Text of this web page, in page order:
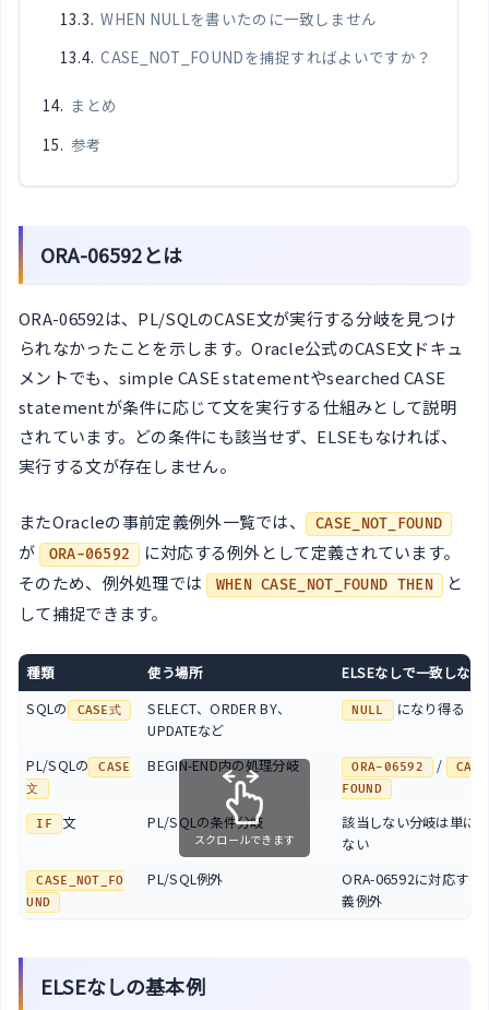
WHEN NULLを書いたのに一致しません
CASE_NOT_FOUNDを捕捉すればよいですか？
まとめ
参考
ORA-06592とは
ORA-06592は、PL/SQLのCASE文が実行する分岐を見つけ
られなかったことを示します。Oracle公式のCASE文ドキュ
メントでも、simple CASE statementやsearched CASE
statementが条件に応じて文を実行する仕組みとして説明
されています。どの条件にも該当せず、ELSEもなければ、
実行する文が存在しません。
またOracleの事前定義例外一覧では、 CASE_NOT_FOUND
が ORA-06592
に対応する例外として定義されています。
そのため、例外処理では
WHEN CASE_NOT_FOUND THEN
と
して捕捉できます。
種類 使う場所
ELSEなしで一致しない
SQLの
CASE式
SELECT、ORDER BY、
UPDATEなど
NULL になり得る
PL/SQLの
CASE
文
BEGIN-END内の処理分岐 ORA-06592 /
FOUND
IF 文 PL/SQLの条件分岐
該当しない分岐は単に
ない
CASE_NOT_FO
UND
PL/SQL例外
ORA-06592に対応する
義例外
スクロールできます
ELSEなしの基本例